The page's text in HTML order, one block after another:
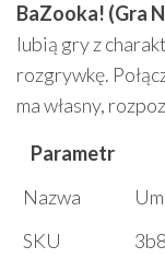
BaZooka! (Gra
lubią gry z
rozgrywkę.
ma własny,
Parametr
Nazwa
SKU